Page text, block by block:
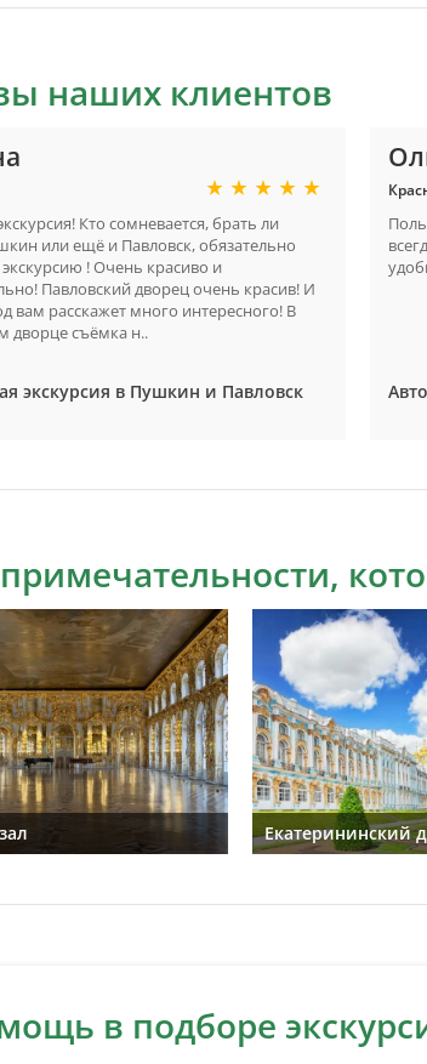
наших клиентов
Кто сомневается, брать ли
или ещё и Павловск, обязательно
экскурсию ! Очень красиво и
Павловский дворец очень красив! И
вам расскажет много интересного! В
дворце съёмка н..
экскурсия в Пушкин и Павловск
Екатерининский
в подборе